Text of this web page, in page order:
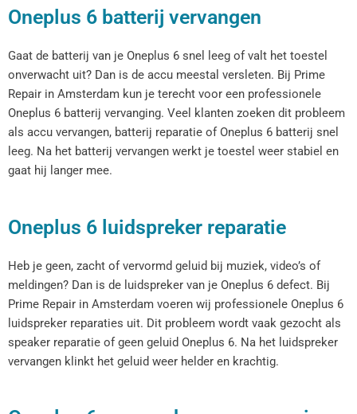
Oneplus 6 batterij vervangen
Gaat de batterij van je Oneplus 6 snel leeg of valt het toestel
onverwacht uit? Dan is de accu meestal versleten. Bij Prime
Repair in Amsterdam kun je terecht voor een professionele
Oneplus 6 batterij vervanging. Veel klanten zoeken dit probleem
als accu vervangen, batterij reparatie of Oneplus 6 batterij snel
leeg. Na het batterij vervangen werkt je toestel weer stabiel en
gaat hij langer mee.
Oneplus 6 luidspreker reparatie
Heb je geen, zacht of vervormd geluid bij muziek, video’s of
meldingen? Dan is de luidspreker van je Oneplus 6 defect. Bij
Prime Repair in Amsterdam voeren wij professionele Oneplus 6
luidspreker reparaties uit. Dit probleem wordt vaak gezocht als
speaker reparatie of geen geluid Oneplus 6. Na het luidspreker
vervangen klinkt het geluid weer helder en krachtig.